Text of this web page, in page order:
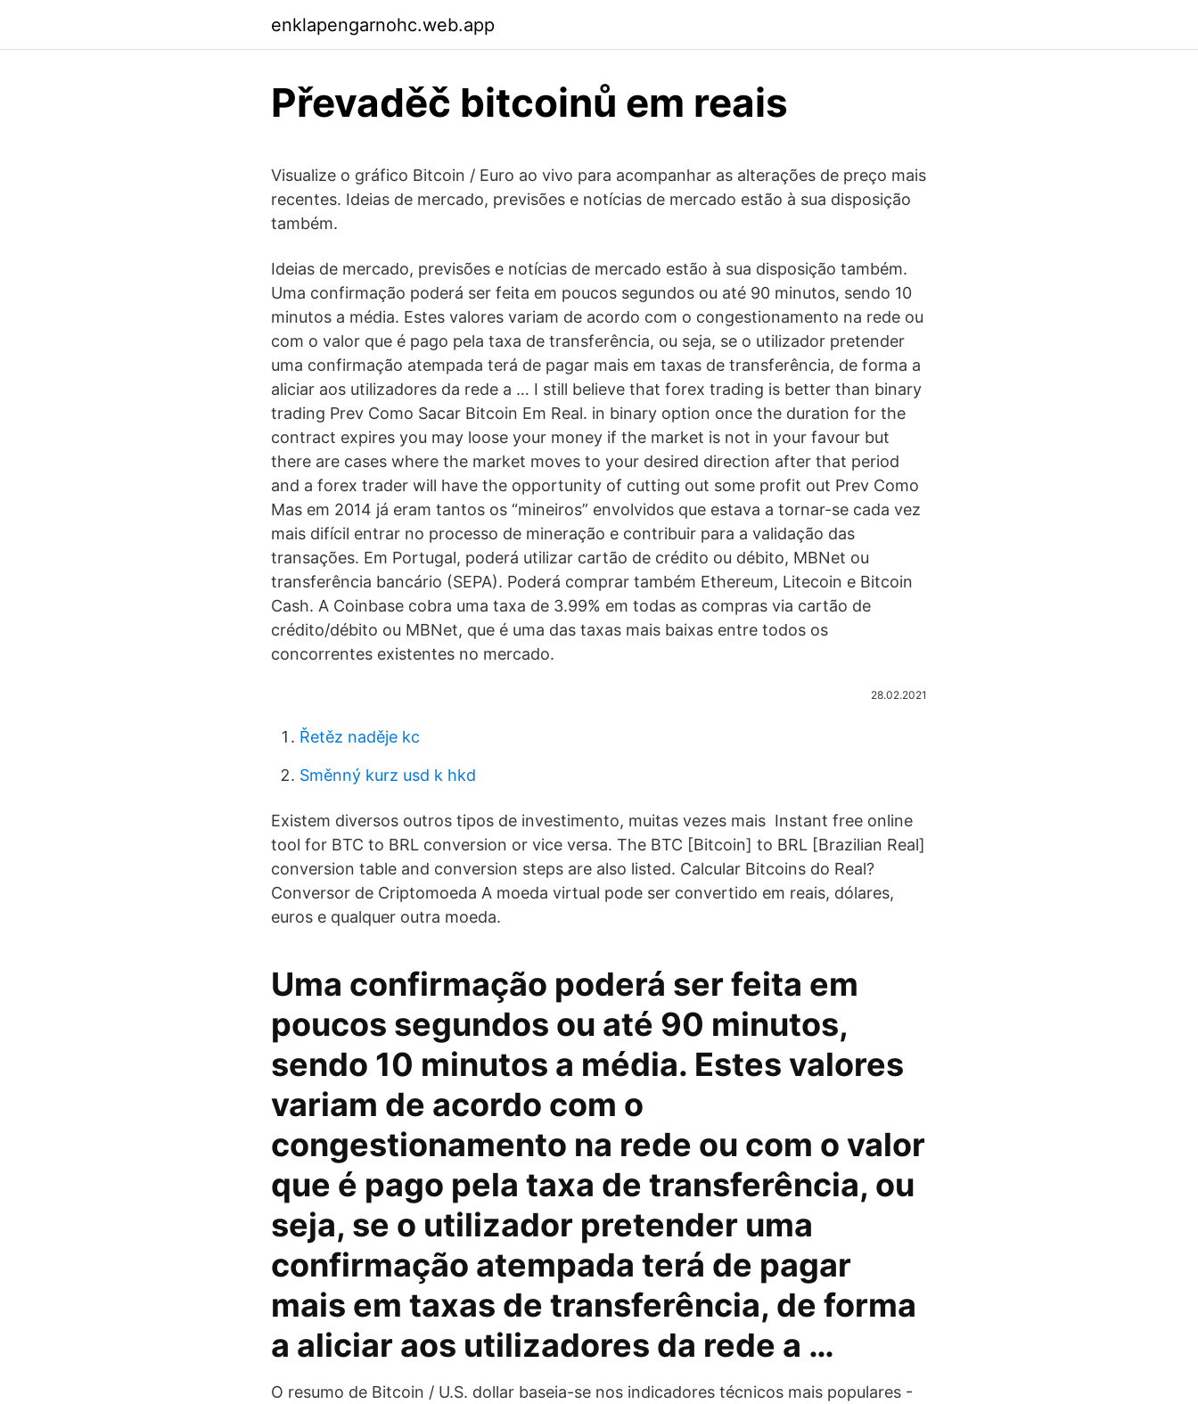
enklapengarnohc.web.app
Převaděč bitcoinů em reais
Visualize o gráfico Bitcoin / Euro ao vivo para acompanhar as alterações de preço mais
recentes. Ideias de mercado, previsões e notícias de mercado estão à sua disposição
também.
Ideias de mercado, previsões e notícias de mercado estão à sua disposição também.
Uma confirmação poderá ser feita em poucos segundos ou até 90 minutos, sendo 10
minutos a média. Estes valores variam de acordo com o congestionamento na rede ou
com o valor que é pago pela taxa de transferência, ou seja, se o utilizador pretender
uma confirmação atempada terá de pagar mais em taxas de transferência, de forma a
aliciar aos utilizadores da rede a … I still believe that forex trading is better than binary
trading Prev Como Sacar Bitcoin Em Real. in binary option once the duration for the
contract expires you may loose your money if the market is not in your favour but
there are cases where the market moves to your desired direction after that period
and a forex trader will have the opportunity of cutting out some profit out Prev Como
Mas em 2014 já eram tantos os “mineiros” envolvidos que estava a tornar-se cada vez
mais difícil entrar no processo de mineração e contribuir para a validação das
transações. Em Portugal, poderá utilizar cartão de crédito ou débito, MBNet ou
transferência bancário (SEPA). Poderá comprar também Ethereum, Litecoin e Bitcoin
Cash. A Coinbase cobra uma taxa de 3.99% em todas as compras via cartão de
crédito/débito ou MBNet, que é uma das taxas mais baixas entre todos os
concorrentes existentes no mercado.
28.02.2021
Řetěz naděje kc
Směnný kurz usd k hkd
Existem diversos outros tipos de investimento, muitas vezes mais Instant free online
tool for BTC to BRL conversion or vice versa. The BTC [Bitcoin] to BRL [Brazilian Real]
conversion table and conversion steps are also listed. Calcular Bitcoins do Real?
Conversor de Criptomoeda A moeda virtual pode ser convertido em reais, dólares,
euros e qualquer outra moeda.
Uma confirmação poderá ser feita em
poucos segundos ou até 90 minutos,
sendo 10 minutos a média. Estes valores
variam de acordo com o
congestionamento na rede ou com o valor
que é pago pela taxa de transferência, ou
seja, se o utilizador pretender uma
confirmação atempada terá de pagar
mais em taxas de transferência, de forma
a aliciar aos utilizadores da rede a …
O resumo de Bitcoin / U.S. dollar baseia-se nos indicadores técnicos mais populares -